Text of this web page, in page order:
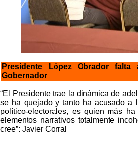
Presidente López Obrador
Gobernador
“El Presidente trae la dinámica de
se ha quejado y tanto ha acusado a
político-electorales, es quien más
elementos narrativos totalmente
cree”: Javier Corral